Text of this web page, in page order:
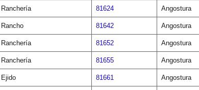
Ranchería 81624 Angostura
Rancho 81642 Angostura
Ranchería 81652 Angostura
Ranchería 81655 Angostura
Ejido 81661 Angostura